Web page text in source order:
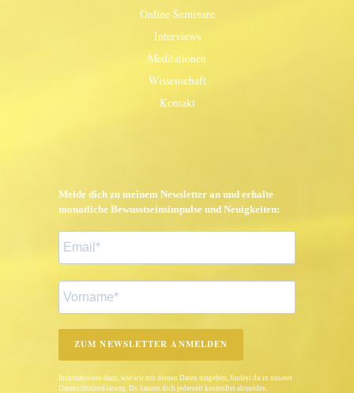
Online Seminare
Interviews
Meditationen
Wissenschaft
Kontakt
Melde dich zu meinem Newsletter an und erhalte
monatliche Bewusstseinsimpulse und Neuigkeiten:
ZUM NEWSLETTER ANMELDEN
Informationen dazu, wie wir mit deinen Daten umgehen, findest du in unserer
Datenschutzerklärung. Du kannst dich jederzeit kostenfrei abmelden.